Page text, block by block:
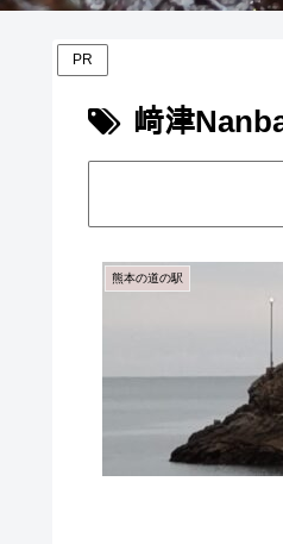
PR
﨑津
熊本の道の駅